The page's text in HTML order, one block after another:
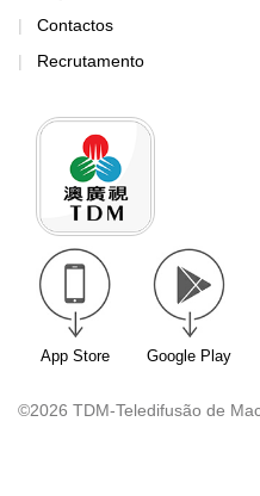
Contactos
Recrutamento
App Store Google Play
©2026 TDM-Teledifusão de